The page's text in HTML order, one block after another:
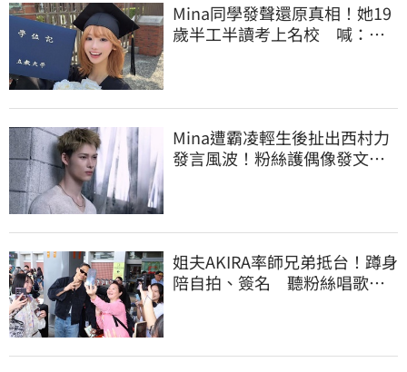
Mina同學發聲還原真相！她19
歲半工半讀考上名校 喊：不
Mina遭霸凌輕生後扯出西村力
發言風波！粉絲護偶像發文：
姐夫AKIRA率師兄弟抵台！蹲身
陪自拍、簽名 聽粉絲唱歌羞